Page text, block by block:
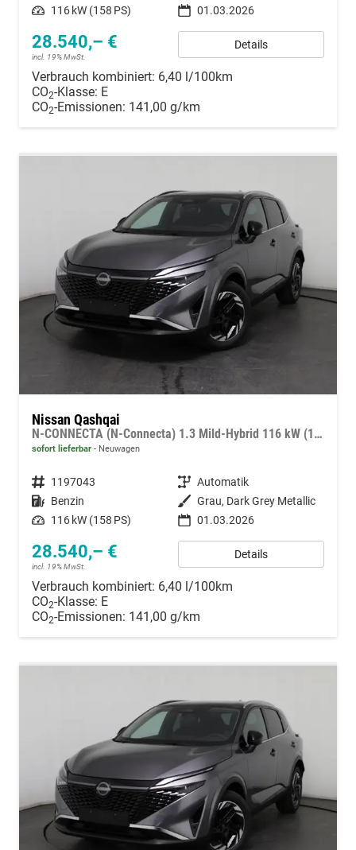
Leistung 116 kW (158 PS) 01.03.2026
28.540,– €
incl. 19% MwSt.
Details
Verbrauch kombiniert: 6,40 l/100km
CO2-Klasse: E
CO2-Emissionen: 141,00 g/km
Nissan Qashqai
N-CONNECTA (N-Connecta) 1.3 Mild-Hybrid 116 kW (158 PS) X-tronic 2WD
sofort lieferbar Neuwagen
Fahrzeugnummer 1197043 Getriebe Automatik
Kraftstoff Benzin Außenfarbe Grau, Dark Grey Metallic
Leistung 116 kW (158 PS) 01.03.2026
28.540,– €
incl. 19% MwSt.
Details
Verbrauch kombiniert: 6,40 l/100km
CO2-Klasse: E
CO2-Emissionen: 141,00 g/km